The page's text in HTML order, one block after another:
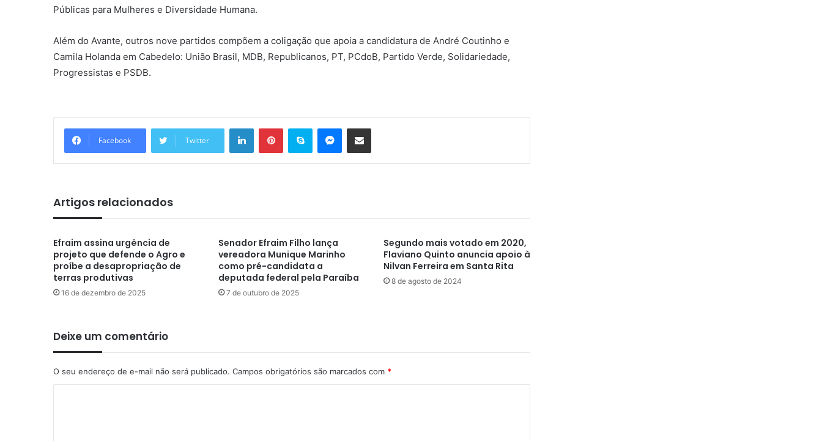
Públicas para Mulheres e Diversidade Humana.
Além do Avante, outros nove partidos compõem a coligação que apoia a candidatura de André Coutinho e
Camila Holanda em Cabedelo: União Brasil, MDB, Republicanos, PT, PCdoB, Partido Verde, Solidariedade,
Progressistas e PSDB.
Facebook Twitter
Artigos relacionados
Efraim assina urgência de
projeto que defende o Agro e
proíbe a desapropriação de
terras produtivas
16 de dezembro de 2025
Senador Efraim Filho lança
vereadora Munique Marinho
como pré-candidata a
deputada federal pela Paraíba
7 de outubro de 2025
Segundo mais votado em 2020,
Flaviano Quinto anuncia apoio à
Nilvan Ferreira em Santa Rita
8 de agosto de 2024
Deixe um comentário
O seu endereço de e-mail não será publicado. Campos obrigatórios são marcados com *